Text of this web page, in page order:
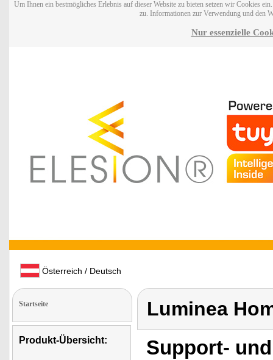
Um Ihnen ein bestmögliches Erlebnis auf dieser Website zu bieten setzen wir Cookies
zu. Informationen zur Verwendung und den
Nur essenzielle
Österreich / Deutsch
Startseite
Produkt-Übersicht:
Luminea
Support-